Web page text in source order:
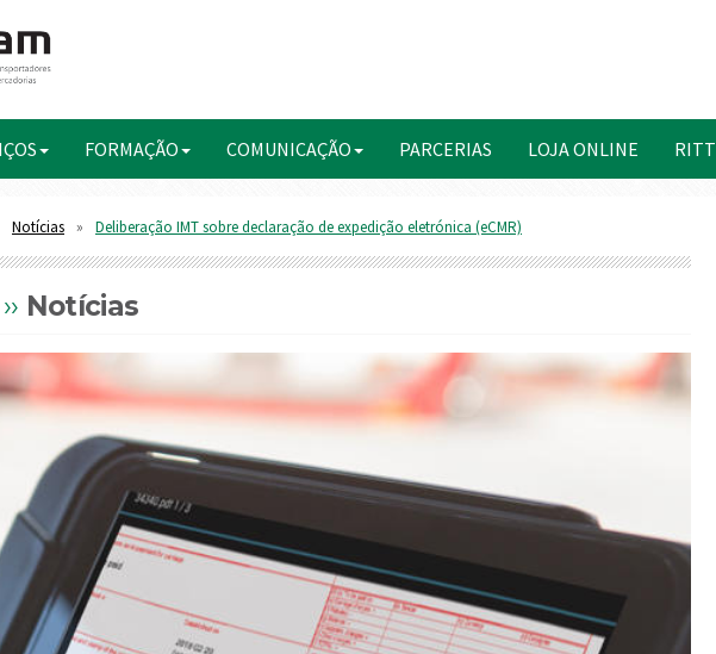
FORMAÇÃO COMUNICAÇÃO PARCERIAS LOJA ONLINE RITT
Notícias Deliberação IMT sobre declaração de expedição eletrónica (eCMR)
Notícias